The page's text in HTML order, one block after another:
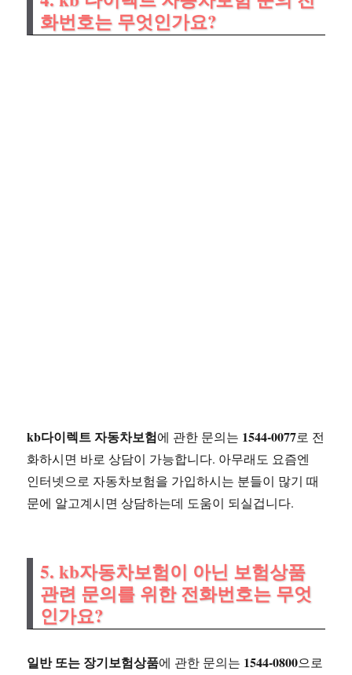
화번호는 무엇인가요?
kb다이렉트 자동차보험에 관한 문의는 1544-0077로 전
화하시면 바로 상담이 가능합니다. 아무래도 요즘엔
인터넷으로 자동차보험을 가입하시는 분들이 많기 때
문에 알고계시면 상담하는데 도움이 되실겁니다.
5. kb자동차보험이 아닌 보험상품
관련 문의를 위한 전화번호는 무엇
인가요?
일반 또는 장기보험상품에 관한 문의는 1544-0800으로